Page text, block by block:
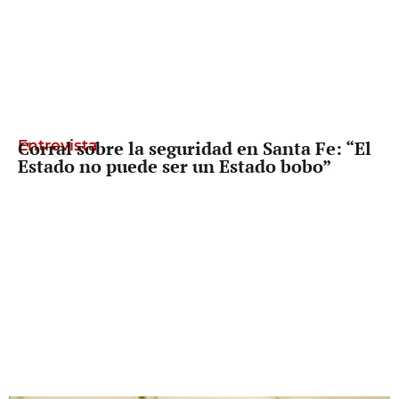
Entrevista
Corral sobre la seguridad en Santa Fe: “El
Estado no puede ser un Estado bobo”